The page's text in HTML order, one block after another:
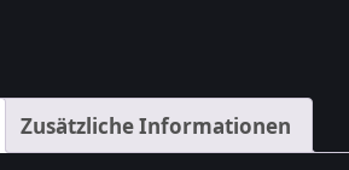
Zusätzliche Informationen